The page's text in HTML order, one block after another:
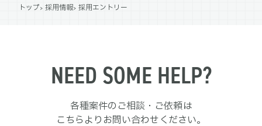
トップ 採用情報 採用エントリー
NEED SOME HELP?
各種案件のご相談・ご依頼は
こちらよりお問い合わせください。